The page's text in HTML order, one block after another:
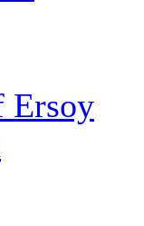
Ersoy